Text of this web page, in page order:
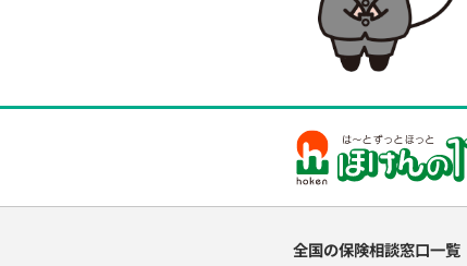
全国の保険相談窓口一覧